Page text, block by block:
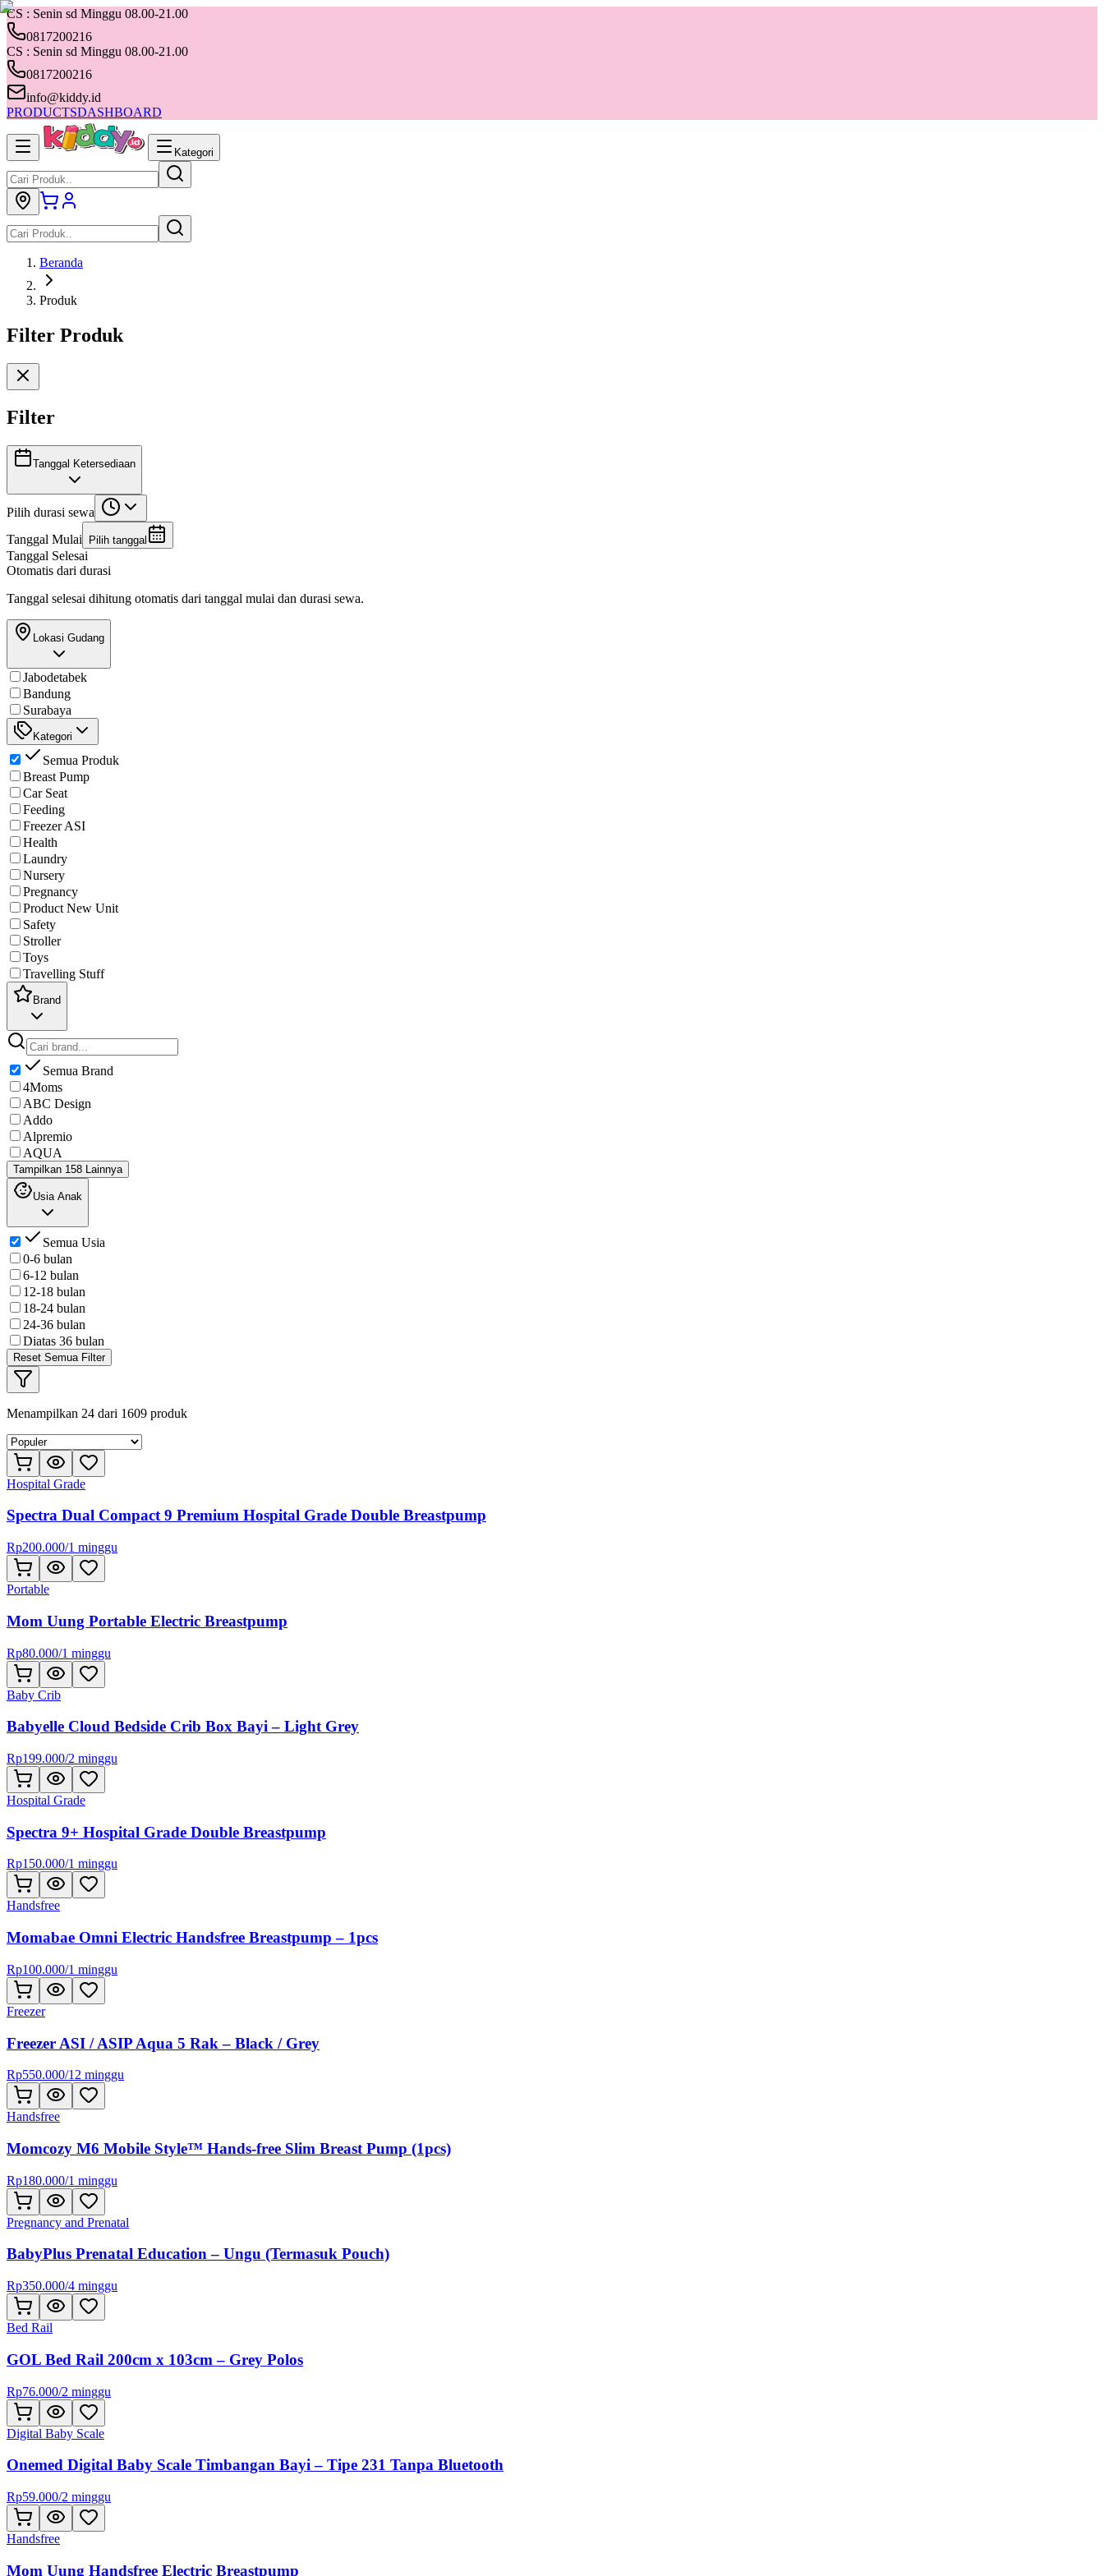
CS : Senin sd Minggu 08.00-21.00
0817200216
CS : Senin sd Minggu 08.00-21.00
0817200216
info@kiddy.id
PRODUCTSDASHBOARD
Kategori
Beranda
Produk
Filter Produk
Filter
Tanggal Ketersediaan
Pilih durasi sewa
Tanggal Mulai
Pilih tanggal
Tanggal Selesai
Otomatis dari durasi
Tanggal selesai dihitung otomatis dari tanggal mulai dan durasi sewa.
Lokasi Gudang
Jabodetabek
Bandung
Surabaya
Kategori
Semua Produk
Breast Pump
Car Seat
Feeding
Freezer ASI
Health
Laundry
Nursery
Pregnancy
Product New Unit
Safety
Stroller
Toys
Travelling Stuff
Brand
Semua Brand
4Moms
ABC Design
Addo
Alpremio
AQUA
Tampilkan 158 Lainnya
Usia Anak
Semua Usia
0-6 bulan
6-12 bulan
12-18 bulan
18-24 bulan
24-36 bulan
Diatas 36 bulan
Reset Semua Filter
Menampilkan 24 dari 1609 produk
Hospital Grade
Spectra Dual Compact 9 Premium Hospital Grade Double Breastpump
Rp200.000/1 minggu
Portable
Mom Uung Portable Electric Breastpump
Rp80.000/1 minggu
Baby Crib
Babyelle Cloud Bedside Crib Box Bayi – Light Grey
Rp199.000/2 minggu
Hospital Grade
Spectra 9+ Hospital Grade Double Breastpump
Rp150.000/1 minggu
Handsfree
Momabae Omni Electric Handsfree Breastpump – 1pcs
Rp100.000/1 minggu
Freezer
Freezer ASI / ASIP Aqua 5 Rak – Black / Grey
Rp550.000/12 minggu
Handsfree
Momcozy M6 Mobile Style™ Hands-free Slim Breast Pump (1pcs)
Rp180.000/1 minggu
Pregnancy and Prenatal
BabyPlus Prenatal Education – Ungu (Termasuk Pouch)
Rp350.000/4 minggu
Bed Rail
GOL Bed Rail 200cm x 103cm – Grey Polos
Rp76.000/2 minggu
Digital Baby Scale
Onemed Digital Baby Scale Timbangan Bayi – Tipe 231 Tanpa Bluetooth
Rp59.000/2 minggu
Handsfree
Mom Uung Handsfree Electric Breastpump